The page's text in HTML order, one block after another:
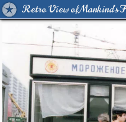
Retro View of Mankind's